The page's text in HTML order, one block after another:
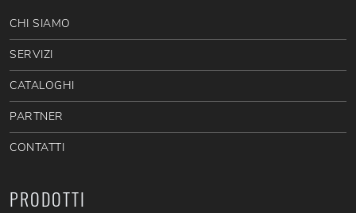
CHI SIAMO
SERVIZI
CATALOGHI
PARTNER
CONTATTI
PRODOTTI